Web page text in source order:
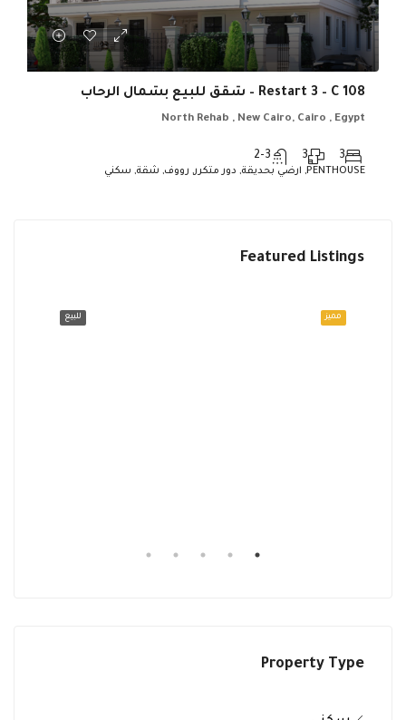
Restart 3 – C 108 – شقق للبيع بشمال الرحاب
North Rehab , New Cairo, Cairo , Egypt
3
3
2-3
PENTHOUSE, ارضي بحديقة, دور متكرر, رووف, شقة, سكني
Featured Listings
للبيع مميز
Property Type